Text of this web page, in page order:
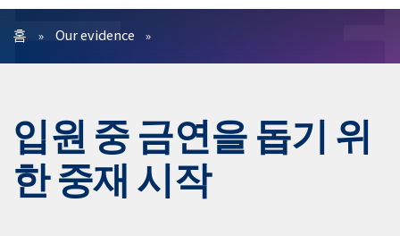
简体中文
필터
홈 Our evidence
입원 중 금연을 돕기 위
한 중재 시작